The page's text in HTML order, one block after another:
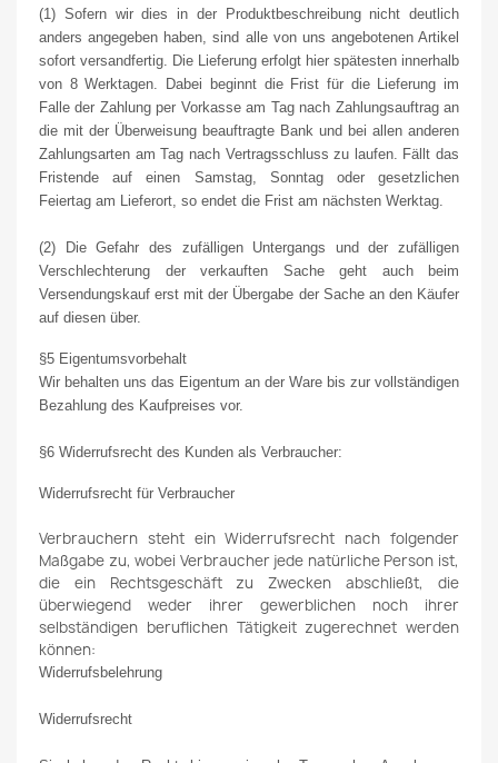
(1) Sofern wir dies in der Produktbeschreibung nicht deutlich
anders angegeben haben, sind alle von uns angebotenen Artikel
sofort versandfertig. Die Lieferung erfolgt hier spätesten innerhalb
von 8 Werktagen. Dabei beginnt die Frist für die Lieferung im
Falle der Zahlung per Vorkasse am Tag nach Zahlungsauftrag an
die mit der Überweisung beauftragte Bank und bei allen anderen
Zahlungsarten am Tag nach Vertragsschluss zu laufen. Fällt das
Fristende auf einen Samstag, Sonntag oder gesetzlichen
Feiertag am Lieferort, so endet die Frist am nächsten Werktag.
(2) Die Gefahr des zufälligen Untergangs und der zufälligen
Verschlechterung der verkauften Sache geht auch beim
Versendungskauf erst mit der Übergabe der Sache an den Käufer
auf diesen über.
§5 Eigentumsvorbehalt
Wir behalten uns das Eigentum an der Ware bis zur vollständigen
Bezahlung des Kaufpreises vor.
§6 Widerrufsrecht des Kunden als Verbraucher:
Widerrufsrecht für Verbraucher
Verbrauchern steht ein Widerrufsrecht nach folgender
Maßgabe zu, wobei Verbraucher jede natürliche Person ist,
die ein Rechtsgeschäft zu Zwecken abschließt, die
überwiegend weder ihrer gewerblichen noch ihrer
selbständigen beruflichen Tätigkeit zugerechnet werden
können:
Widerrufsbelehrung
Widerrufsrecht